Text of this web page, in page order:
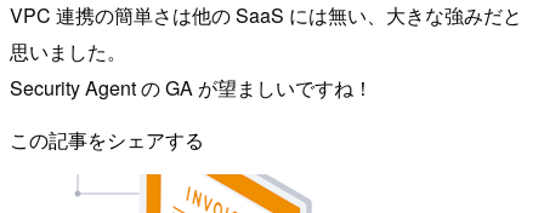
VPC 連携の簡単さは他の SaaS には無い、大きな強みだと
思いました。
Security Agent の GA が望ましいですね！
この記事をシェアする